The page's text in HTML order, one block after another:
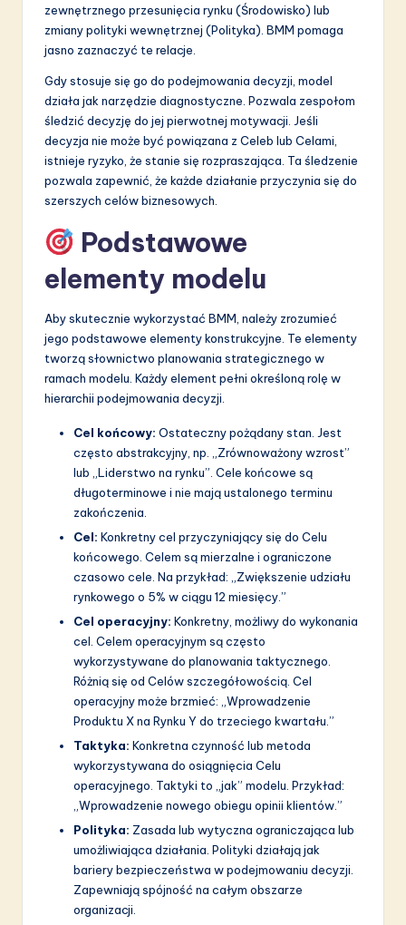
zewnętrznego przesunięcia rynku (Środowisko) lub
zmiany polityki wewnętrznej (Polityka). BMM pomaga
jasno zaznaczyć te relacje.
Gdy stosuje się go do podejmowania decyzji, model
działa jak narzędzie diagnostyczne. Pozwala zespołom
śledzić decyzję do jej pierwotnej motywacji. Jeśli
decyzja nie może być powiązana z Celeb lub Celami,
istnieje ryzyko, że stanie się rozpraszająca. Ta śledzenie
pozwala zapewnić, że każde działanie przyczynia się do
szerszych celów biznesowych.
Podstawowe
elementy modelu
Aby skutecznie wykorzystać BMM, należy zrozumieć
jego podstawowe elementy konstrukcyjne. Te elementy
tworzą słownictwo planowania strategicznego w
ramach modelu. Każdy element pełni określoną rolę w
hierarchii podejmowania decyzji.
Cel końcowy: Ostateczny pożądany stan. Jest
często abstrakcyjny, np. „Zrównoważony wzrost”
lub „Liderstwo na rynku”. Cele końcowe są
długoterminowe i nie mają ustalonego terminu
zakończenia.
Cel: Konkretny cel przyczyniający się do Celu
końcowego. Celem są mierzalne i ograniczone
czasowo cele. Na przykład: „Zwiększenie udziału
rynkowego o 5% w ciągu 12 miesięcy.”
Cel operacyjny: Konkretny, możliwy do wykonania
cel. Celem operacyjnym są często
wykorzystywane do planowania taktycznego.
Różnią się od Celów szczegółowością. Cel
operacyjny może brzmieć: „Wprowadzenie
Produktu X na Rynku Y do trzeciego kwartału.”
Taktyka: Konkretna czynność lub metoda
wykorzystywana do osiągnięcia Celu
operacyjnego. Taktyki to „jak” modelu. Przykład:
„Wprowadzenie nowego obiegu opinii klientów.”
Polityka: Zasada lub wytyczna ograniczająca lub
umożliwiająca działania. Polityki działają jak
bariery bezpieczeństwa w podejmowaniu decyzji.
Zapewniają spójność na całym obszarze
organizacji.